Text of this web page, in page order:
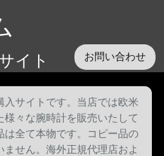
イト お問い合わせ
入サイトです。当店では欧米
様々な腕時計を販売いたして
は全て本物です。コピー品の
せん。海外正規代理店およ